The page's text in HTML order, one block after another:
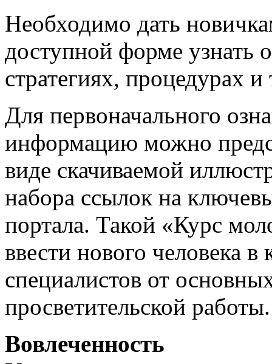
Необходимо дать
доступной форме узнать
стратегиях, процедурах
Для первоначального
информацию можно
виде скачиваемой
набора ссылок на
портала. Такой «Курс
ввести нового человека в
специалистов от
просветительской работы.
Вовлеченность